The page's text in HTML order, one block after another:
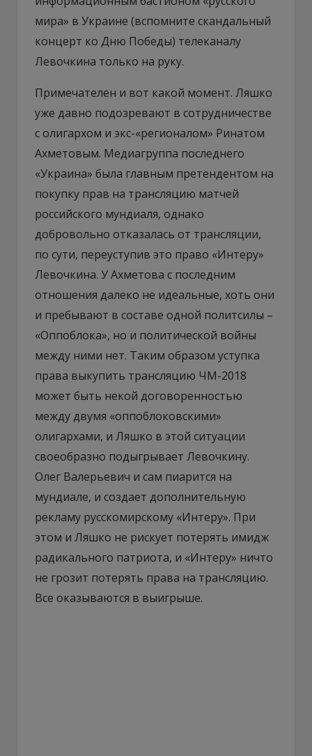
мира» в Украине (вспомните скандальный
концерт ко Дню Победы) телеканалу
Левочкина только на руку.
Примечателен и вот какой момент. Ляшко
уже давно подозревают в сотрудничестве
с олигархом и экс-«регионалом» Ринатом
Ахметовым. Медиагруппа последнего
«Украина» была главным претендентом на
покупку прав на трансляцию матчей
российского мундиаля, однако
добровольно отказалась от трансляции,
по сути, переуступив это право «Интеру»
Левочкина. У Ахметова с последним
отношения далеко не идеальные, хоть они
и пребывают в составе одной политсилы –
«Оппоблока», но и политической войны
между ними нет. Таким образом уступка
права выкупить трансляцию ЧМ-2018
может быть некой договоренностью
между двумя «оппоблоковскими»
олигархами, и Ляшко в этой ситуации
своеобразно подыгрывает Левочкину.
Олег Валерьевич и сам пиарится на
мундиале, и создает дополнительную
рекламу русскомирскому «Интеру». При
этом и Ляшко не рискует потерять имидж
радикального патриота, и «Интеру» ничто
не грозит потерять права на трансляцию.
Все оказываются в выигрыше.